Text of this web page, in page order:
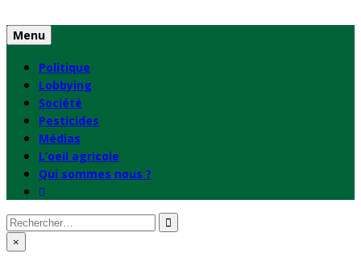
to
content
Menu
Politique
Lobbying
Société
Pesticides
Médias
L’oeil agricole
Qui sommes nous ?
Rechercher
: ×